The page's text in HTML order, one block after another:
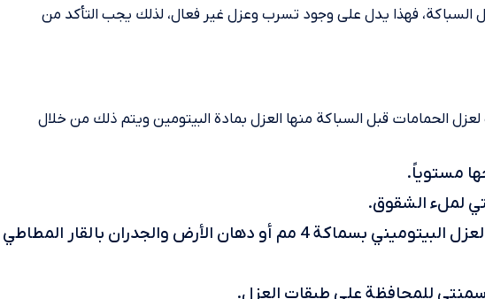
فهذا يدل على وجود تسرب وعزل غير فعال، لذلك يجب التأكد من
الحمامات قبل السباكة منها العزل بمادة البيتومين ويتم ذلك من خلال
مستوياً.
لملء الشقوق.
يقوم العامل بتطبيق طبقتين من العزل البيتوميني بسماكة 4 مم أو دهان الأرض والجدران بالقار المطاطي
للمحافظة على طبقات العزل.